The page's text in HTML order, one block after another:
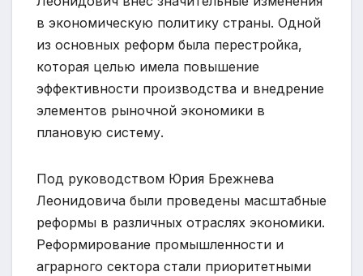
в экономическую политику страны. Одной
из основных реформ была перестройка,
которая целью имела повышение
эффективности производства и внедрение
элементов рыночной экономики в
плановую систему.
Под руководством Юрия Брежнева
Леонидовича были проведены масштабные
реформы в различных отраслях экономики.
Реформирование промышленности и
аграрного сектора стали приоритетными